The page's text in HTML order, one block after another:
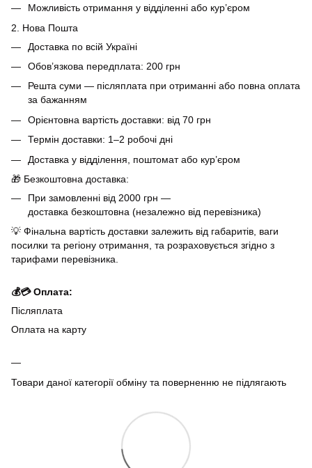
Можливість отримання у відділенні або кур’єром
2. Нова Пошта
Доставка по всій Україні
Обов’язкова передплата: 200 грн
Решта суми — післяплата при отриманні або повна оплата
за бажанням
Орієнтовна вартість доставки: від 70 грн
Термін доставки: 1–2 робочі дні
Доставка у відділення, поштомат або кур’єром
🎁 Безкоштовна доставка:
При замовленні від 2000 грн —
доставка безкоштовна (незалежно від перевізника)
💡 Фінальна вартість доставки залежить від габаритів, ваги
посилки та регіону отримання, та розраховується згідно з
тарифами перевізника.
💰💳 Оплата:
Післяплата
Оплата на карту
Товари даної категорії обміну та поверненню не підлягають